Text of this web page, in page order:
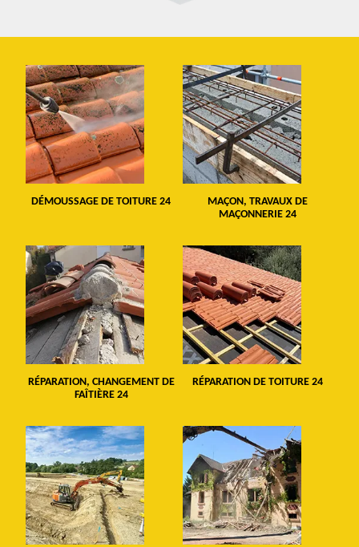
DÉMOUSSAGE DE TOITURE 24
MAÇON, TRAVAUX DE
MAÇONNERIE 24
RÉPARATION, CHANGEMENT DE
FAÎTIÈRE 24
RÉPARATION DE TOITURE 24